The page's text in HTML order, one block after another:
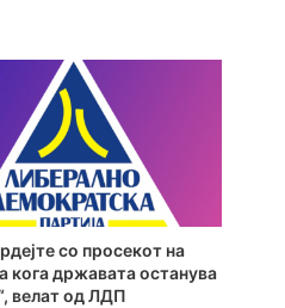
со просекот на
кога државата останува
велат од ЛДП